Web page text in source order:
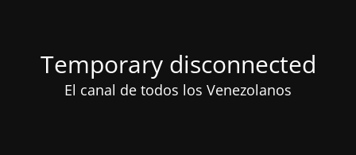
Temporary disconnected
El canal de todos los Venezolanos